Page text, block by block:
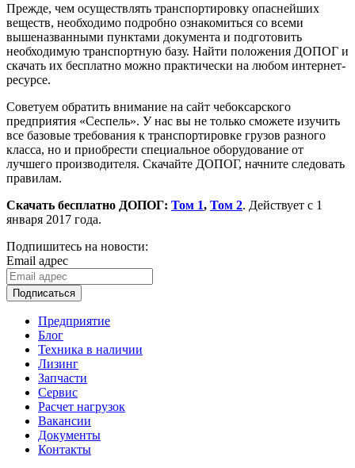
Прежде, чем осуществлять транспортировку опаснейших
веществ, необходимо подробно ознакомиться со всеми
вышеназванными пунктами документа и подготовить
необходимую транспортную базу. Найти положения ДОПОГ и
скачать их бесплатно можно практически на любом интернет-
ресурсе.
Советуем обратить внимание на сайт чебоксарского
предприятия «Сеспель». У нас вы не только сможете изучить
все базовые требования к транспортировке грузов разного
класса, но и приобрести специальное оборудование от
лучшего производителя. Скачайте ДОПОГ, начните следовать
правилам.
Скачать бесплатно ДОПОГ: Том 1, Том 2. Действует с 1
января 2017 года.
Подпишитесь на новости:
Email адрес
Подписаться
Предприятие
Блог
Техника в наличии
Лизинг
Запчасти
Сервис
Расчет нагрузок
Вакансии
Документы
Контакты